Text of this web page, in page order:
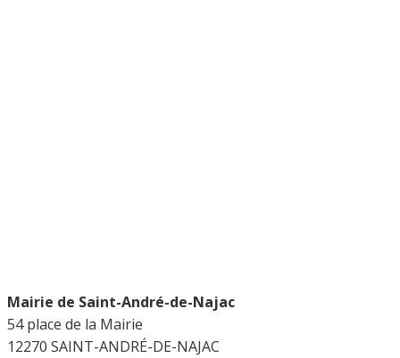
Mairie de Saint-André-de-Najac
54 place de la Mairie
12270 SAINT-ANDRÉ-DE-NAJAC